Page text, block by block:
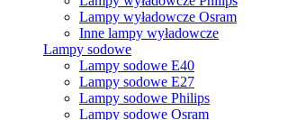
Lampy wyładowcze Osram
Inne lampy wyładowcze
Lampy sodowe
Lampy sodowe E40
Lampy sodowe E27
Lampy sodowe Philips
Lampy sodowe Osram